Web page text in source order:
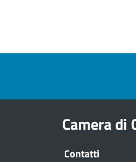
Camera di
Contatti